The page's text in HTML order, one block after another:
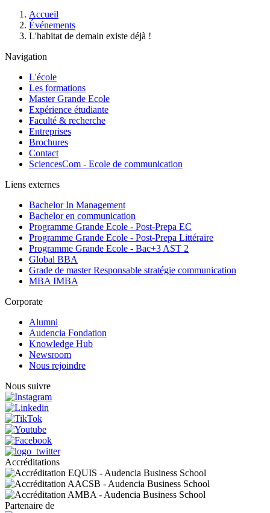
d'Ariane
Accueil
Événements
L'habitat de demain existe déjà !
Navigation
L'école
Les formations
Master Grande Ecole
Expérience étudiante
Faculté & recherche
Entreprises
Brochures
Contact
SciencesCom - Ecole de communication
Liens externes
Bachelor In Management
Bachelor en communication
Programme Grande Ecole - Post-Prepa EC
Programme Grande Ecole - Post-Prepa Littéraire
Programme Grande Ecole - Bac+3 AST 2
Global BBA
Grade de master Responsable stratégie communication
MBA IMBA
Corporate
Alumni
Audencia Fondation
Knowledge Hub
Newsroom
Nous rejoindre
Nous suivre
Accréditations
Partenaire de